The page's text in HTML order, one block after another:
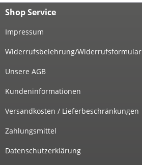
Shop Service
Impressum
Widerrufsbelehrung/Widerrufsformular
Unsere AGB
Kundeninformationen
Versandkosten / Lieferbeschränkungen
Zahlungsmittel
Datenschutzerklärung